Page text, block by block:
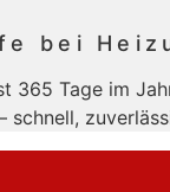
bei
365 Tage im
schnell,